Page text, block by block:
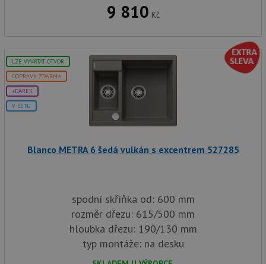
9 810 Kč
LZE VYVRTAT OTVOR
DOPRAVA ZDARMA
+DÁREK
V SETU
Blanco METRA 6 šedá vulkán s excentrem 527285
spodní skříňka od: 600 mm
rozměr dřezu: 615/500 mm
hloubka dřezu: 190/130 mm
typ montáže: na desku